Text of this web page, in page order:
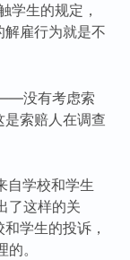
学生的规定，
雇行为就是不
没有考虑索
索赔人在调查
自学校和学生
了这样的关
学生的投诉，
。